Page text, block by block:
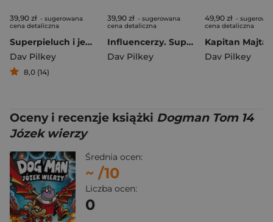
39,90 zł - sugerowana
cena detaliczna
Superpieluch i jego przygody
Dav Pilkey
8,0 (14)
39,90 zł - sugerowana
cena detaliczna
Influencerzy. Superkot. Klub komiksowy. Tom 5
Dav Pilkey
49,90 zł -
cena detaliczna
Dav Pilkey
Oceny i recenzje książki Dogman Tom 14
Józek wierzy
Średnia ocen:
~ /10
Liczba ocen:
0